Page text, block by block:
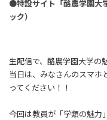
●特設サイト「酪農学園大
ック）
生配信で、酪農学園大学の
当日は、みなさんのスマホ
ってください！！
今回は教員が「学類の魅力